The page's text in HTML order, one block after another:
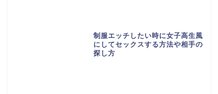
制服エッチしたい時に女子高生風
にしてセックスする方法や相手の
探し方